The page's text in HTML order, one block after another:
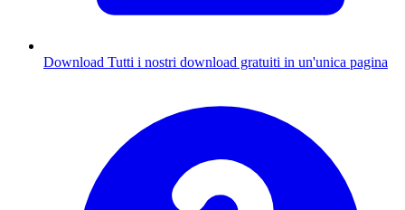
Download Tutti i nostri download gratuiti in un'unica pagina